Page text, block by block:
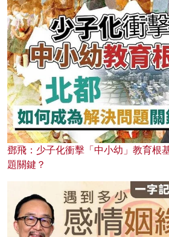
鄧飛：少子化衝擊「中小幼」教育根
題關鍵？